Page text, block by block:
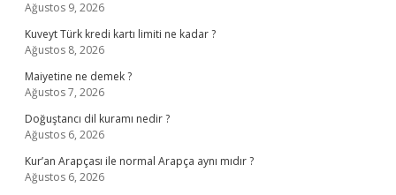
Ağustos 9, 2026
Kuveyt Türk kredi kartı limiti ne kadar ?
Ağustos 8, 2026
Maiyetine ne demek ?
Ağustos 7, 2026
Doğuştancı dil kuramı nedir ?
Ağustos 6, 2026
Kur’an Arapçası ile normal Arapça aynı mıdır ?
Ağustos 6, 2026